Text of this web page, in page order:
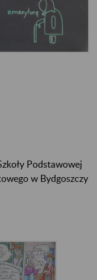
Podstawowej
w Bydgoszczy